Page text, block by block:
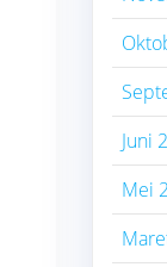
Juni
Mei